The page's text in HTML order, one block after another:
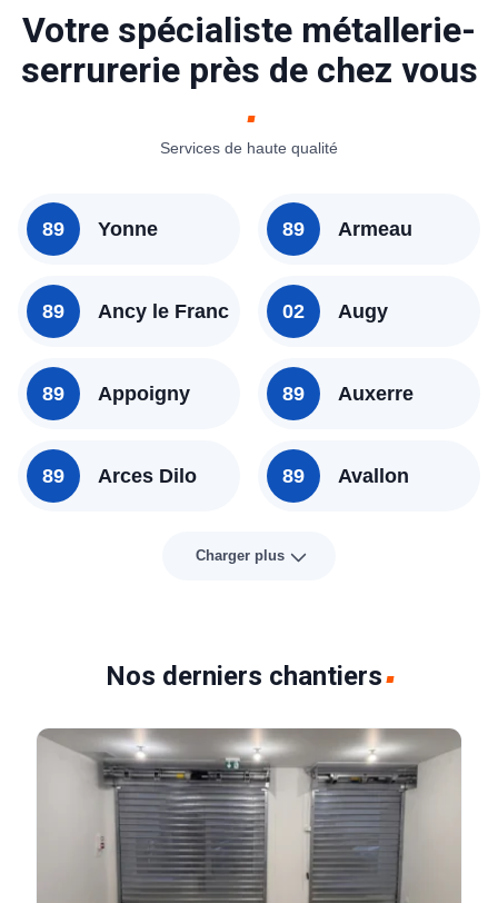
diagnostiqué la panne. N'hésitez pas à
consulter nos tarifs ou à nous contacter
pour avoir un idée.
Votre spécialiste métallerie-
serrurerie près de chez vous
Services de haute qualité
89 Yonne
89 Ancy le Franc
89 Appoigny
89 Arces Dilo
89 Armeau
02 Augy
89 Auxerre
89 Avallon
Charger plus
Nos derniers chantiers